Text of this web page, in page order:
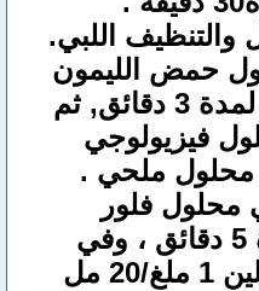
والتنظيف اللبي.
حمض الليمون
( السيتريك )المشبع لمدة 3 دقائق, ثم
فيزيولوجي
ملحي .
فلور
القصدير1 % لمدة 5 دقائق ، وفي
محلول الدوكسيسللين 1 ملغ/20 مل